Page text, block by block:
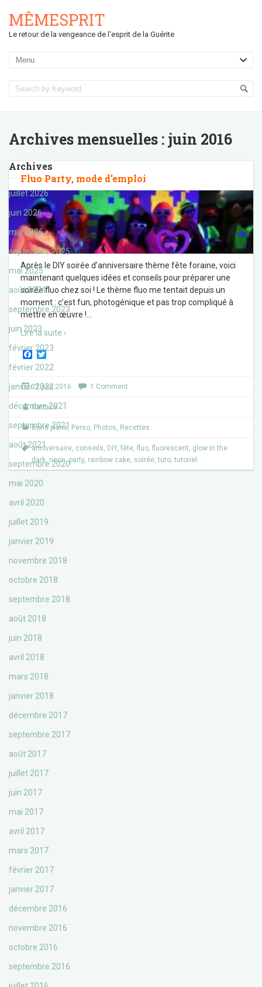
MÊMESPRIT
Le retour de la vengeance de l'esprit de la Guérite
Archives mensuelles : juin 2016
Archives
juillet 2026
juin 2026
mai 2026
septembre 2025
mai 2025
août 2024
septembre 2023
juin 2023
février 2023
février 2022
janvier 2022
décembre 2021
septembre 2021
août 2021
septembre 2020
mai 2020
avril 2020
juillet 2019
janvier 2019
novembre 2018
octobre 2018
septembre 2018
août 2018
juin 2018
avril 2018
mars 2018
janvier 2018
décembre 2017
septembre 2017
août 2017
juillet 2017
juin 2017
mai 2017
avril 2017
mars 2017
février 2017
janvier 2017
décembre 2016
novembre 2016
octobre 2016
septembre 2016
Fluo Party, mode d’emploi
Après le DIY soirée d’anniversaire thème fête foraine, voici
maintenant quelques idées et conseils pour préparer une
soirée fluo chez soi ! Le thème fluo me tentait depuis un
moment : c’est fun, photogénique et pas trop compliqué à
mettre en œuvre !
Lire la suite ›
F
a
c
e
b
o
o
T
w
i
t
t
e
r
21 juin 2016 1 Comment
Gattaca
Bons plans, Perso, Photos, Recettes
anniversaire, conseils, DIY, fête, fluo, fluorescent, glow in the
dark, neon,party, rainbow cake, soirée,tuto,tutoriel